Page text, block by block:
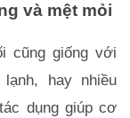
và mệt mỏi
cũng giống với
hay nhiều
dụng giúp cơ